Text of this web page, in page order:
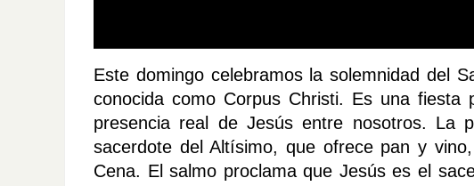
Este domingo celebramos la solemnidad del
conocida como Corpus Christi. Es una
presencia real de Jesús entre nosotros. La
sacerdote del Altísimo, que ofrece pan y
Cena. El salmo proclama que Jesús es el